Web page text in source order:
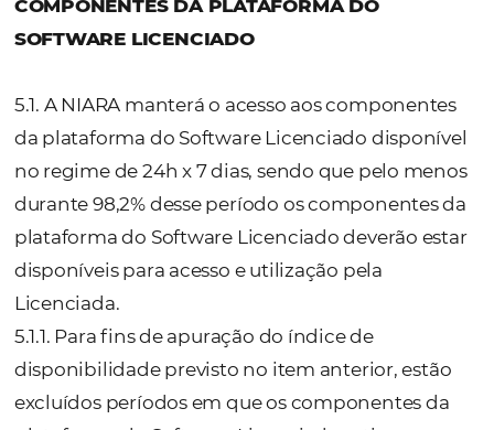
NIARA), este limite será sempre observado,
permitindo que seja acumulativo para
no mês seguinte quando não atingido.
4.5. Os valores aceitos pela Licenciada
contemplam todos os impostos e,
incidentes sobre a atividade da NIARA.
hipótese de qualquer alteração (i) dos
tributos e (ii) das tarifas e valores cobrados
terceiros, que incidam sobre os valores